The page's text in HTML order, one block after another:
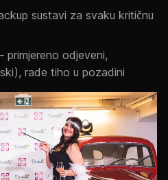
sustavi za svaku kritičnu
primjereno odjeveni,
rade tiho u pozadini